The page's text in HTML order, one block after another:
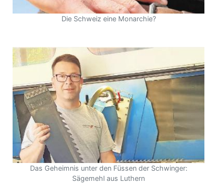
Die Schweiz eine Monarchie?
Das Geheimnis unter den Füssen der Schwinger:
Sägemehl aus Luthern